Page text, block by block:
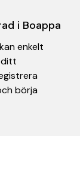
i Boappa
enkelt
ditt
börja